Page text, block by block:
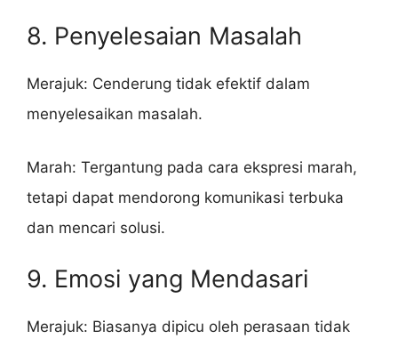
8. Penyelesaian Masalah
Merajuk: Cenderung tidak efektif dalam
menyelesaikan masalah.
Marah: Tergantung pada cara ekspresi marah,
tetapi dapat mendorong komunikasi terbuka
dan mencari solusi.
9. Emosi yang Mendasari
Merajuk: Biasanya dipicu oleh perasaan tidak